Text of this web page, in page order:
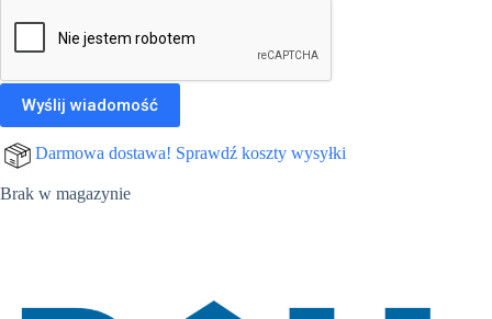
Darmowa dostawa! Sprawdź koszty wysyłki
Brak w magazynie